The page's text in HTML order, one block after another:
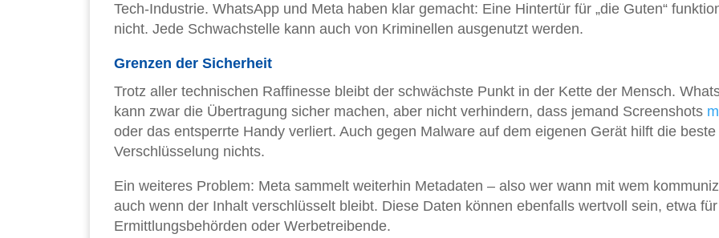
Tech-Industrie. WhatsApp und Meta haben klar gemacht: Eine Hintertür für „die Guten“
nicht. Jede Schwachstelle kann auch von Kriminellen ausgenutzt werden.
Grenzen der Sicherheit
Trotz aller technischen Raffinesse bleibt der schwächste Punkt in der Kette der Mensch.
kann zwar die Übertragung sicher machen, aber nicht verhindern, dass jemand Screenshots
oder das entsperrte Handy verliert. Auch gegen Malware auf dem eigenen Gerät hilft die beste
Verschlüsselung nichts.
Ein weiteres Problem: Meta sammelt weiterhin Metadaten – also wer wann mit wem
auch wenn der Inhalt verschlüsselt bleibt. Diese Daten können ebenfalls wertvoll sein, etwa für
Ermittlungsbehörden oder Werbetreibende.